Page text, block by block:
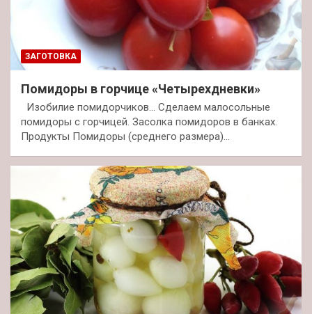
ЗАГОТОВКА
Помидоры в горчице «Четырехдневки»
Изобилие помидорчиков… Сделаем малосольные
помидоры с горчицей. Засолка помидоров в банках.
Продукты Помидоры (среднего размера)…